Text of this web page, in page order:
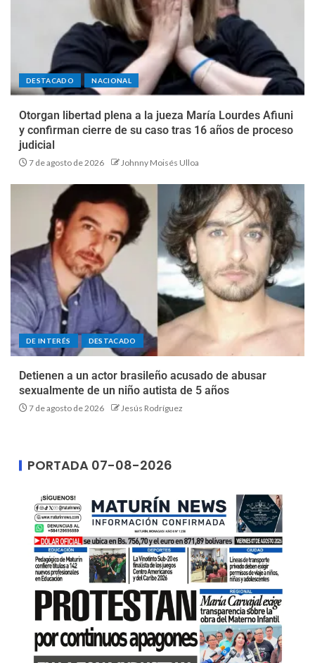
DESTACADO NACIONAL
Otorgan libertad plena a la jueza María Lourdes Afiuni
y confirman cierre de su caso tras 16 años de proceso
judicial
7 de agosto de 2026 Johnny Moisés Ulloa
DE INTERÉS DESTACADO
Detienen a un actor brasileño acusado de abusar
sexualmente de un niño autista de 5 años
7 de agosto de 2026 Jesús Rodríguez
PORTADA 07-08-2026